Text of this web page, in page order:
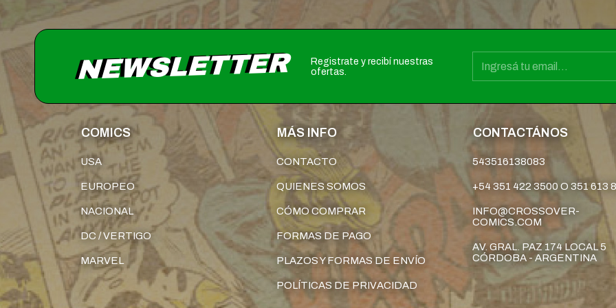
NEWSLETTER
Registrate y recibí nuestras
ofertas.
COMICS
USA
EUROPEO
NACIONAL
DC / VERTIGO
MARVEL
MÁS INFO
CONTACTO
QUIENES SOMOS
CÓMO COMPRAR
FORMAS DE PAGO
PLAZOS Y FORMAS DE ENVÍO
POLÍTICAS DE PRIVACIDAD
CONTACTÁNOS
543516138083
+54 351 422 3500 O 351 613
INFO@CROSSOVER-
COMICS.COM
AV. GRAL. PAZ 174 LOCAL 5
CÓRDOBA - ARGENTINA